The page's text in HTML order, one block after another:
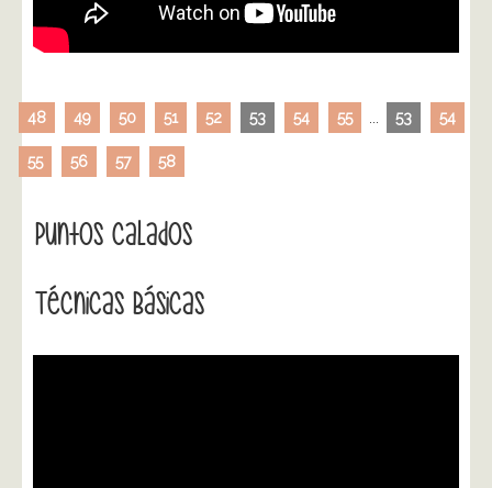
48 49 50 51 52 53 54 55 53 54
55 56 57 58
Puntos Calados
Técnicas Básicas